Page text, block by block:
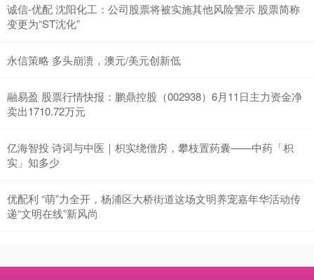
诚信-优配 沈阳化工：公司股票将被实施其他风险警示 股票简称
变更为“ST沈化”
永信策略 多头崩溃，澳元/美元创新低
融易盈 股票行情快报：鹏鼎控股（002938）6月11日主力资金净
卖出1710.72万元
亿海智投 诗词与中医｜枳实绕僧房，攀枝置药囊——中药「枳
实」知多少
优配利 “萌”力全开，杨浦区大桥街道这场文明养宠嘉年华活动传
递“文明在线”新风尚